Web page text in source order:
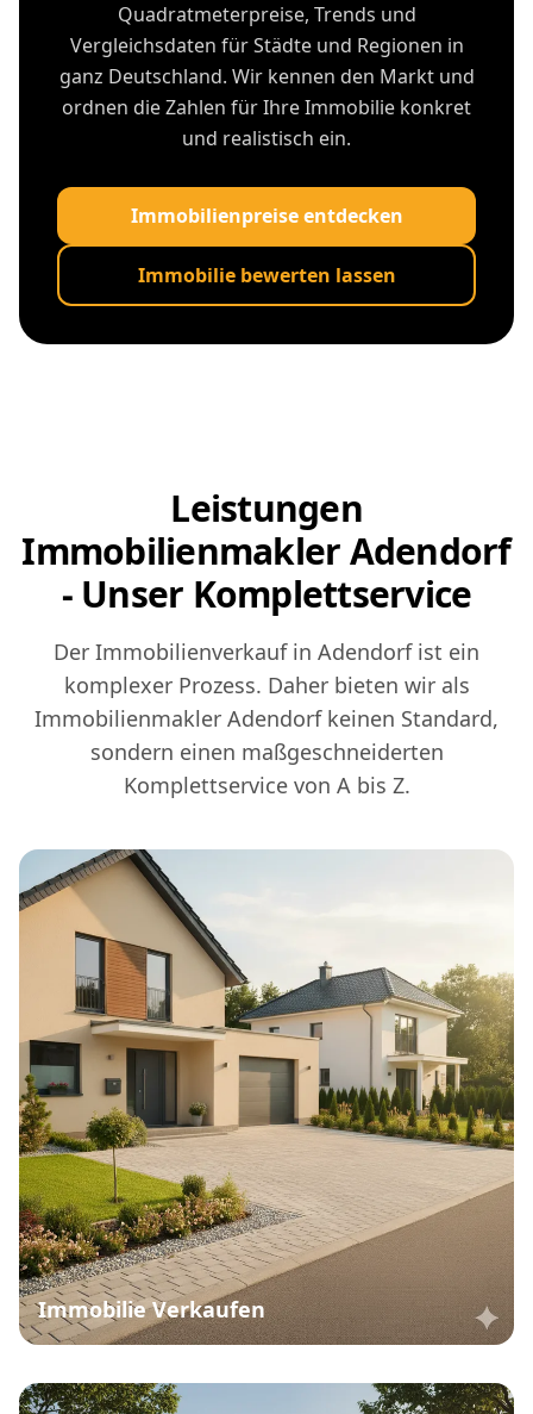
Quadratmeterpreise, Trends und
Vergleichsdaten für Städte und Regionen in
ganz Deutschland. Wir kennen den Markt und
ordnen die Zahlen für Ihre Immobilie konkret
und realistisch ein.
Immobilienpreise entdecken
Immobilie bewerten lassen
Leistungen
Immobilienmakler Adendorf
- Unser Komplettservice
Der Immobilienverkauf in Adendorf ist ein
komplexer Prozess. Daher bieten wir als
Immobilienmakler Adendorf keinen Standard,
sondern einen maßgeschneiderten
Komplettservice von A bis Z.
Immobilie Verkaufen